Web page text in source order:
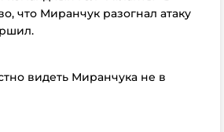
что Миранчук разогнал атаку
видеть Миранчука не в